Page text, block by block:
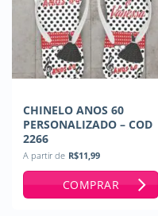
CHINELO ANOS 60
PERSONALIZADO – COD
2266
A partir de R$11,99
COMPRAR